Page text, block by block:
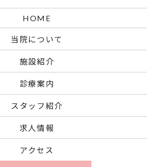
HOME
当院について
施設紹介
診療案内
スタッフ紹介
求人情報
アクセス